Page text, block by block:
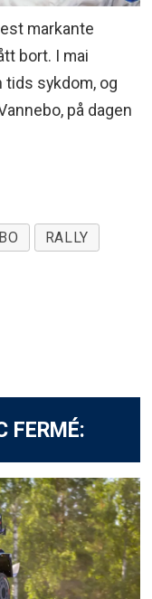
markante
bort. I mai
tids sykdom, og
på dagen
RALLY
FERMÉ: